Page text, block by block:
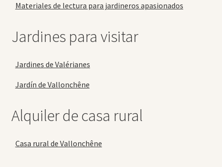
Materiales de lectura para jardineros apasionados
Jardines para visitar
Jardines de Valérianes
Jardín de Vallonchêne
Alquiler de casa rural
Casa rural de Vallonchêne